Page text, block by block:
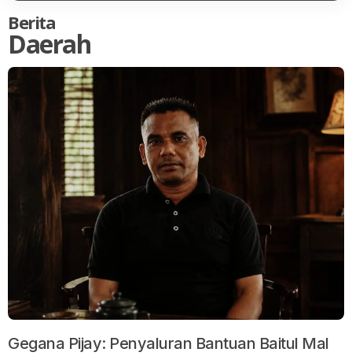
Berita
Daerah
Gegana Pijay: Penyaluran Bantuan Baitul Mal